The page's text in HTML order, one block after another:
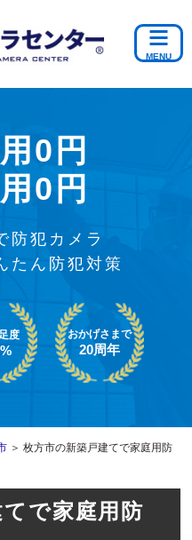
0円
0円
防犯カメラ
たん防犯対策
度 おかげさまで
20周年
＞ 枚方市の新築戸建てで家庭用防
で家庭用防